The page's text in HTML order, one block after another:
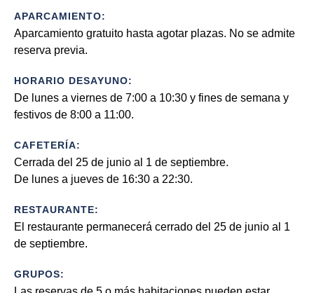
APARCAMIENTO:
Aparcamiento gratuito hasta agotar plazas. No se admite
reserva previa.
HORARIO DESAYUNO:
De lunes a viernes de 7:00 a 10:30 y fines de semana y
festivos de 8:00 a 11:00.
CAFETERÍA:
Cerrada del 25 de junio al 1 de septiembre.
De lunes a jueves de 16:30 a 22:30.
RESTAURANTE:
El restaurante permanecerá cerrado del 25 de junio al 1
de septiembre.
GRUPOS: